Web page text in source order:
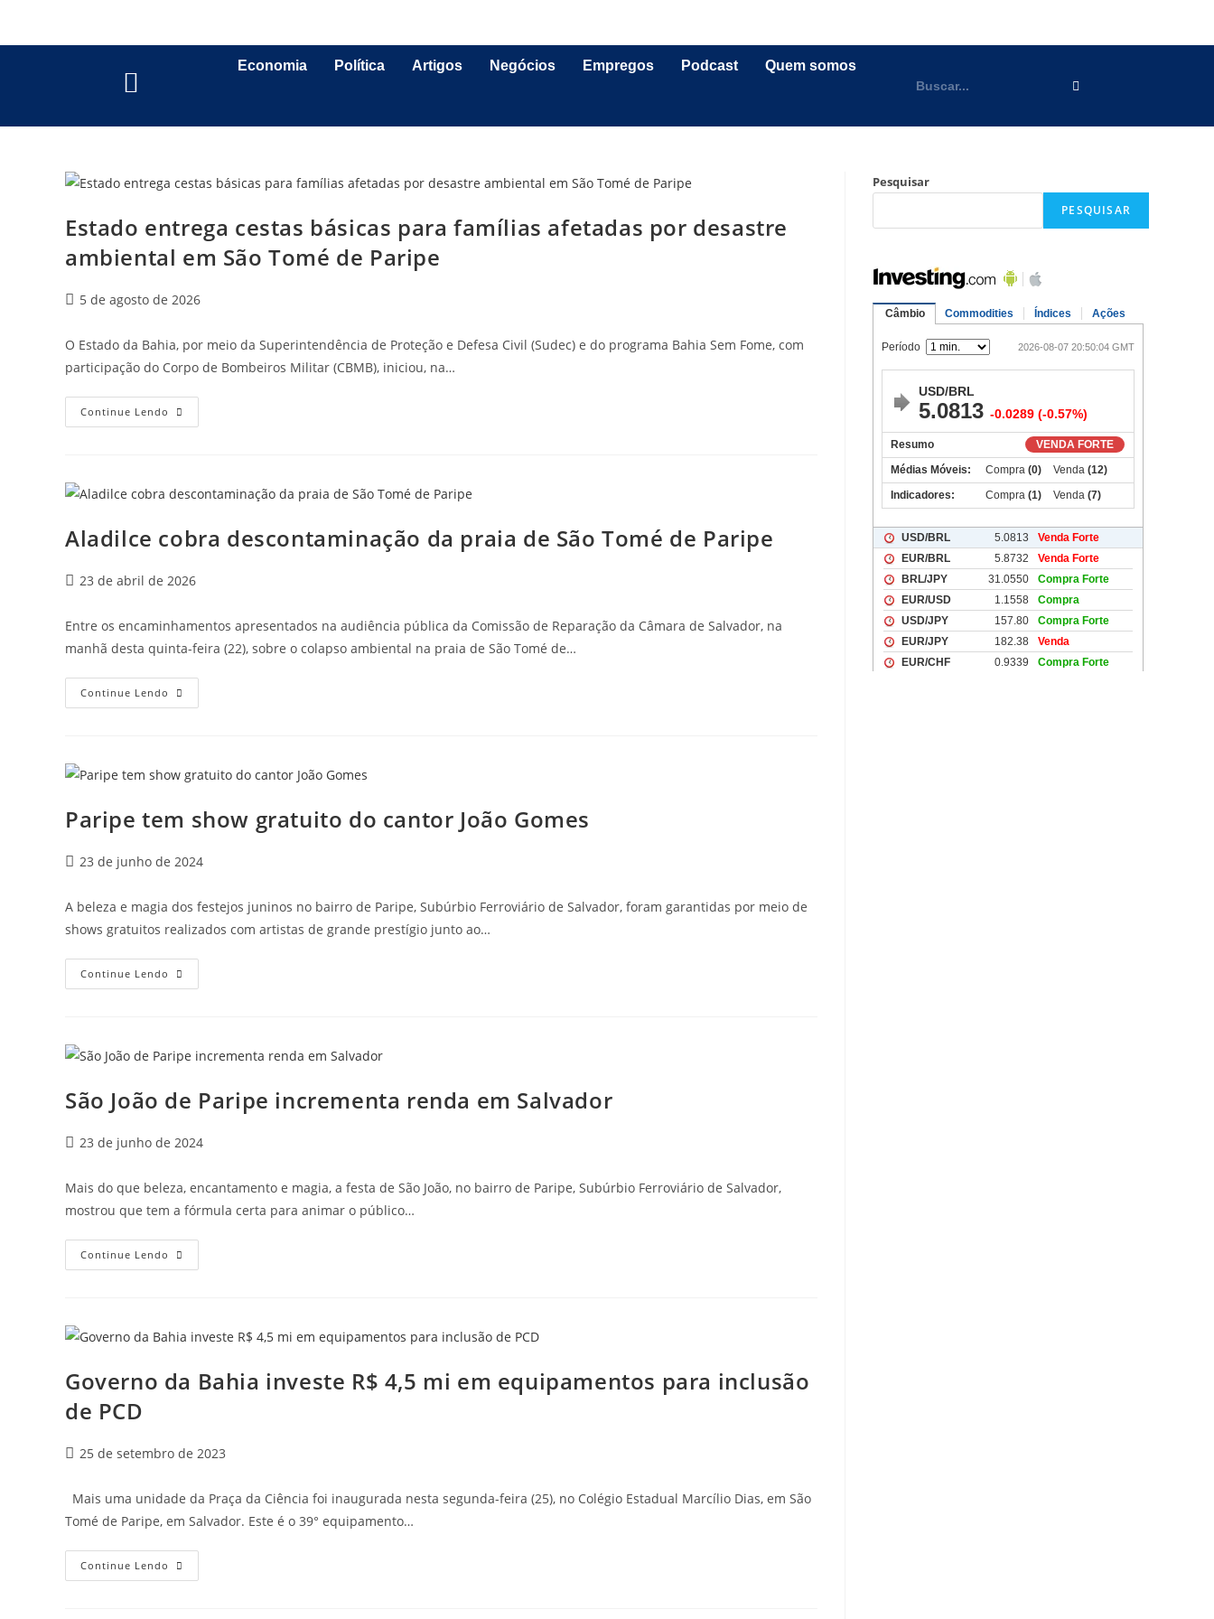
Economia Política Artigos Negócios Empregos Podcast Quem somos
Estado entrega cestas básicas para famílias afetadas por desastre
ambiental em São Tomé de Paripe
5 de agosto de 2026
O Estado da Bahia, por meio da Superintendência de Proteção e Defesa Civil (Sudec) e do programa Bahia Sem Fome, com
participação do Corpo de Bombeiros Militar (CBMB), iniciou, na…
Continue Lendo
Aladilce cobra descontaminação da praia de São Tomé de Paripe
23 de abril de 2026
Entre os encaminhamentos apresentados na audiência pública da Comissão de Reparação da Câmara de Salvador, na
manhã desta quinta-feira (22), sobre o colapso ambiental na praia de São Tomé de…
Continue Lendo
Paripe tem show gratuito do cantor João Gomes
23 de junho de 2024
A beleza e magia dos festejos juninos no bairro de Paripe, Subúrbio Ferroviário de Salvador, foram garantidas por meio de
shows gratuitos realizados com artistas de grande prestígio junto ao…
Continue Lendo
São João de Paripe incrementa renda em Salvador
23 de junho de 2024
Mais do que beleza, encantamento e magia, a festa de São João, no bairro de Paripe, Subúrbio Ferroviário de Salvador,
mostrou que tem a fórmula certa para animar o público…
Continue Lendo
Governo da Bahia investe R$ 4,5 mi em equipamentos para inclusão
de PCD
25 de setembro de 2023
Mais uma unidade da Praça da Ciência foi inaugurada nesta segunda-feira (25), no Colégio Estadual Marcílio Dias, em São
Tomé de Paripe, em Salvador. Este é o 39° equipamento…
Continue Lendo
Pesquisar
PESQUISAR